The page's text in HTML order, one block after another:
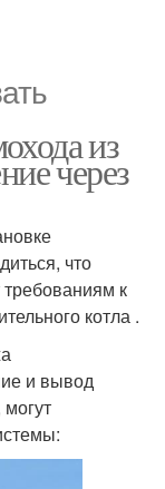
из
через
что
требованиям к
котла .
и вывод